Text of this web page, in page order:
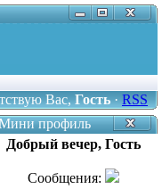
Вас,Гость·RSS
профиль
Добрый вечер, Гость
Сообщения: